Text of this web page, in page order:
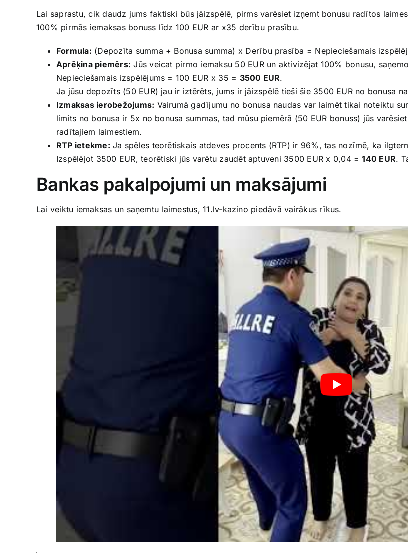
Lai saprastu, cik daudz jums faktiski būs jāizspēlē, pirms varēsiet izņemt bonusu radītos
100% pirmās iemaksas bonuss līdz 100 EUR ar x35 derību prasību.
Formula: (Depozīta summa + Bonusa summa) x Derību prasība = Nepieciešamais
Aprēķina piemērs: Jūs veicat pirmo iemaksu 50 EUR un aktivizējat 100% bonusu,
Nepieciešamais izspēlējums = 100 EUR x 35 = 3500 EUR.
Ja jūsu depozīts (50 EUR) jau ir iztērēts, jums ir jāizspēlē tieši šie 3500 EUR no bonusa
Izmaksas ierobežojums: Vairumā gadījumu no bonusa naudas var laimēt tikai noteiktu
limits no bonusa ir 5x no bonusa summas, tad mūsu piemērā (50 EUR bonuss) jūs
radītajiem laimestiem.
RTP ietekme: Ja spēles teorētiskais atdeves procents (RTP) ir 96%, tas nozīmē, ka
Izspēlējot 3500 EUR, teorētiski jūs varētu zaudēt aptuveni 3500 EUR x 0,04 =140 EUR.
Bankas pakalpojumi un maksājumi
Lai veiktu iemaksas un saņemtu laimestus, 11.lv-kazino piedāvā vairākus rīkus.